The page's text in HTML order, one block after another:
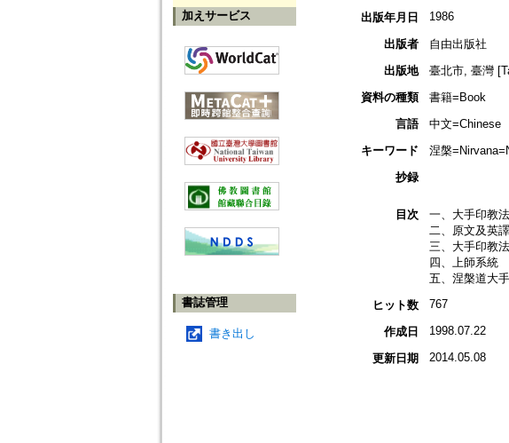
加えサービス
書誌管理
書き出し
出版年月日
1986
出版者
自由出版社
出版地
臺北市, 臺灣
資料の種類
書籍=Book
言語
中文=Chinese
キーワード
涅槃
抄録
目次
一、大手印教
二、原文及英譯
三、大手印教
四、上師系統
五、涅槃道大
ヒット数
767
作成日 1998.07.22
更新日期 2014.05.08